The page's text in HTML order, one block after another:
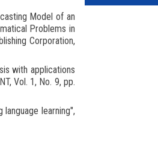
Model of an
Problems in
Corporation,
with applications
Vol. 1, No. 9, pp.
learning",